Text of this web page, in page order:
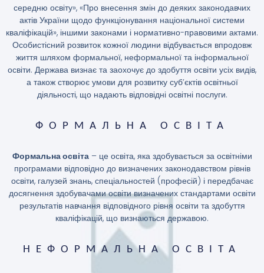
середню освіту», «Про внесення змін до деяких законодавчих
актів України щодо функціонування національної системи
кваліфікацій», іншими законами і нормативно-правовими актами.
Особистісний розвиток кожної людини відбувається впродовж
життя шляхом формальної, неформальної та інформальної
освіти. Держава визнає та заохочує до здобуття освіти усіх видів,
а також створює умови для розвитку суб’єктів освітньої
діяльності, що надають відповідні освітні послуги.
ФОРМАЛЬНА ОСВІТА
Формальна освіта– це освіта, яка здобувається за освітніми
програмами відповідно до визначених законодавством рівнів
освіти, галузей знань, спеціальностей (професій) і передбачає
досягнення здобувачами освіти визначених стандартами освіти
результатів навчання відповідного рівня освіти та здобуття
кваліфікацій, що визнаються державою.
НЕФОРМАЛЬНА ОСВІТА